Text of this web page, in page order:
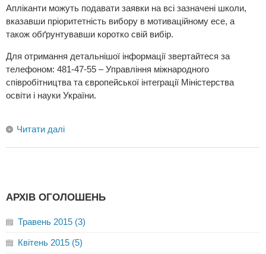
Апліканти можуть подавати заявки на всі зазначені школи,
вказавши пріоритетність вибору в мотиваційному есе, а
також обґрунтувавши коротко свій вибір.
Для отримання детальнішої інформації звертайтеся за
телефоном: 481-47-55 – Управління міжнародного
співробітництва та європейської інтеграції Міністерства
освіти і науки України.
Читати далі
АРХІВ ОГОЛОШЕНЬ
Травень 2015 (3)
Квітень 2015 (5)